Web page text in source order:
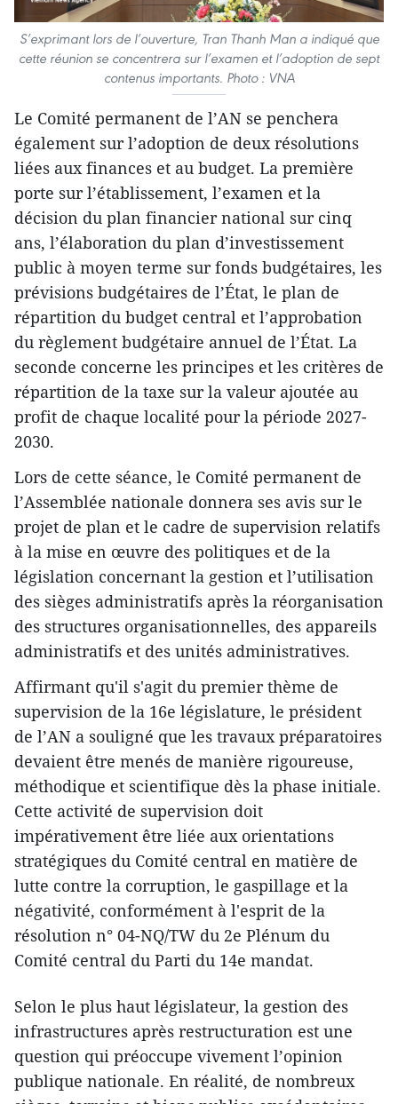
S’exprimant lors de l’ouverture, Tran Thanh Man a indiqué que
cette réunion se concentrera sur l’examen et l’adoption de sept
contenus importants. Photo : VNA
​Le Comité permanent de l’AN se penchera
également sur l’adoption de deux résolutions
liées aux finances et au budget. La première
porte sur l’établissement, l’examen et la
décision du plan financier national sur cinq
ans, l’élaboration du plan d’investissement
public à moyen terme sur fonds budgétaires, les
prévisions budgétaires de l’État, le plan de
répartition du budget central et l’approbation
du règlement budgétaire annuel de l’État. La
seconde concerne les principes et les critères de
répartition de la taxe sur la valeur ajoutée au
profit de chaque localité pour la période 2027-
2030.
Lors de cette séance, le Comité permanent de
l’Assemblée nationale donnera ses avis sur le
projet de plan et le cadre de supervision relatifs
à la mise en œuvre des politiques et de la
législation concernant la gestion et l’utilisation
des sièges administratifs après la réorganisation
des structures organisationnelles, des appareils
administratifs et des unités administratives.
Affirmant qu'il s'agit du premier thème de
supervision de la 16e législature, le président
de l’AN a souligné que les travaux préparatoires
devaient être menés de manière rigoureuse,
méthodique et scientifique dès la phase initiale.
Cette activité de supervision doit
impérativement être liée aux orientations
stratégiques du Comité central en matière de
lutte contre la corruption, le gaspillage et la
négativité, conformément à l'esprit de la
résolution n° 04-NQ/TW du 2e Plénum du
Comité central du Parti du 14e mandat.
Selon le plus haut législateur, la gestion des
infrastructures après restructuration est une
question qui préoccupe vivement l’opinion
publique nationale. En réalité, de nombreux